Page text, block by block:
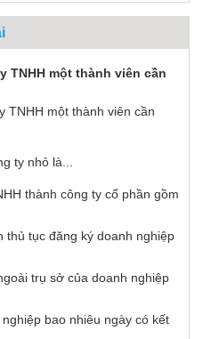
TNHH một thành viên cần
ty nhỏ là...
thành công ty cổ phần gồm
thủ tục đăng ký doanh nghiệp
trụ sở của doanh nghiệp
bao nhiêu ngày có kết